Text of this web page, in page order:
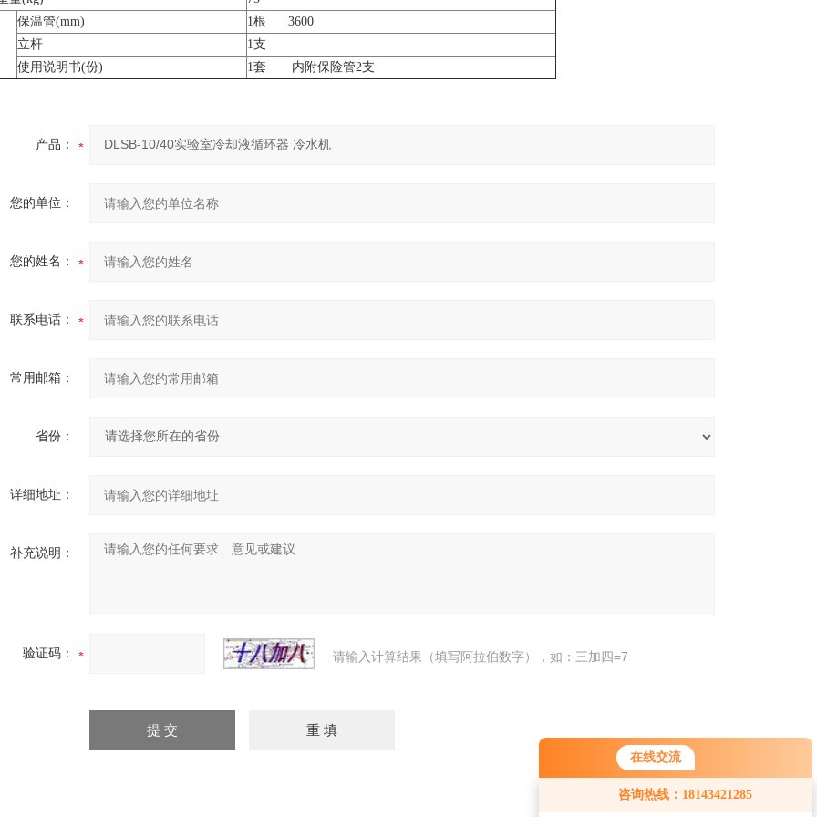
在线交流
咨询热线：18143421285
保温管(mm)
1根 3600
立杆
1支
使用说明书(份)
1套 内附保险管2支
产品：
您的单位：
您的姓名：
联系电话：
常用邮箱：
省份：
详细地址：
补充说明：
验证码： 请输入计算结果（填写阿拉伯数字），如：三加四=7